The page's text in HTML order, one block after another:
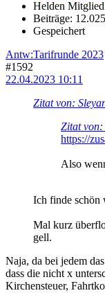
Helden Mitglied
Beiträge: 12.025
Gespeichert
Antw:Tarifrunde 2023
#1592
22.04.2023 10:11
Zitat von:
Zitat
https://
Also
Ich finde schön
Mal kurz
gell.
Naja, da bei jedem
dass die nicht x
Kirchensteuer,